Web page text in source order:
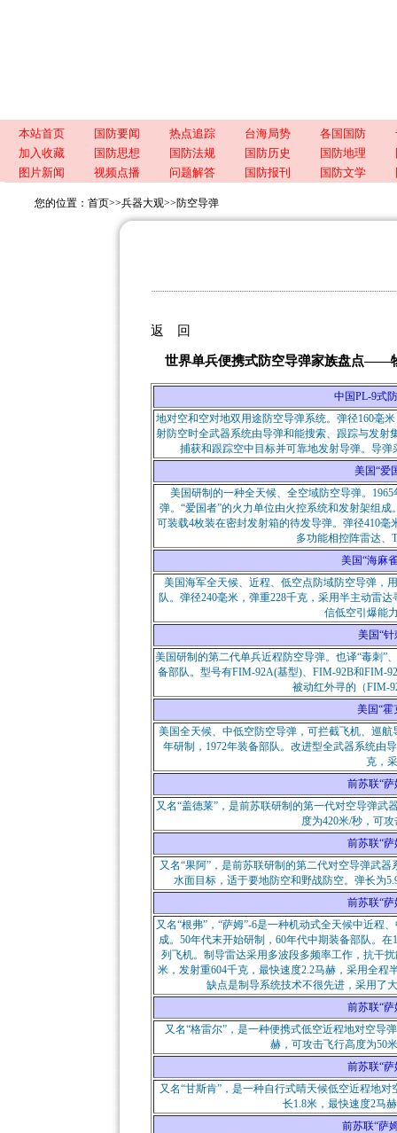
本站首页 国防要闻 热点追踪 台海局势 各国国防
加入收藏
国防思想 国防法规 国防历史 国防地理
图片新闻
视频点播 问题解答 国防报刊 国防文学
您的位置： 首页>>兵器大观>>防空导弹
返 回
世界单兵便携式防空导弹家族盘点——
中国PL-9式
地对空和空对地双用途防空导弹系统。弹径160毫
射防空时全武器系统由导弹和能搜索、跟踪与发
捕获和跟踪空中目标并可靠地发射导弹。导
美国“爱
美国研制的一种全天候、全空域防空导弹。
弹。“爱国者”的火力单位由火控系统和发射架组
可装载4枚装在密封发射箱的待发导弹。弹径410
多功能相控阵雷达、
美国“海麻
美国海军全天候、近程、低空点防域防空导弹，
队。弹径240毫米，弹重228千克，采用半主动雷
信低空引爆能
美国“针
美国研制的第二代单兵近程防空导弹。也译“毒刺”
备部队。型号有FIM-92A(基型)、FIM-92B和FIM-
被动红外寻的（FIM-
美国“霍
美国全天候、中低空防空导弹，可拦截飞机、巡
年研制，1972年装备部队。改进型全武器系统由
克，
前苏联“
又名“盖德莱”，是前苏联研制的第一代对空导弹武
度为420米/秒，可
前苏联“
又名“果阿”，是前苏联研制的第二代对空导弹武
水面目标，适于要地防空和野战防空。弹长为
前苏联“
又名“根弗”，“萨姆”-6是一种机动式全天候中近程
成。50年代末开始研制，60年代中期装备部队。
列飞机。制导雷达采用多波段多频率工作，抗干
米，发射重604千克，最快速度2.2马赫，采用全
缺点是制导系统技术不很先进，采用了
前苏联“
又名“格雷尔”，是一种便携式低空近程地对空导
赫，可攻击飞行高度为50
前苏联“
又名“甘斯肯”，是一种自行式晴天候低空近程地
长1.8米，最快速度2马
前苏联“萨